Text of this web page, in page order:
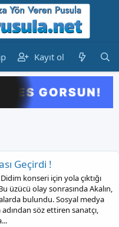
Kayıt ol
Geçirdi !
konseri için yola çıktığı
üzücü olay sonrasında Akalın,
bulundu. Sosyal medya
adından söz ettiren sanatçı,